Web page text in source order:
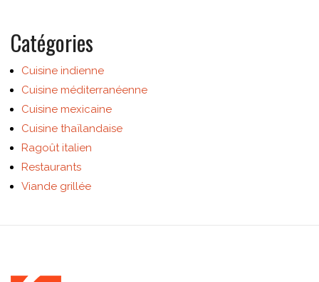
Catégories
Cuisine indienne
Cuisine méditerranéenne
Cuisine mexicaine
Cuisine thaïlandaise
Ragoût italien
Restaurants
Viande grillée